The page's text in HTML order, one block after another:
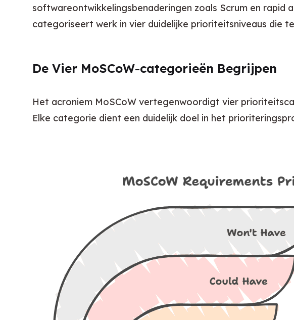
softwareontwikkelingsbenaderingen zoals Scrum en
categoriseert werk in vier duidelijke prioriteitsniveaus die
De Vier MoSCoW-categorieën Begrijpen
Het acroniem MoSCoW vertegenwoordigt vier
Elke categorie dient een duidelijk doel in het